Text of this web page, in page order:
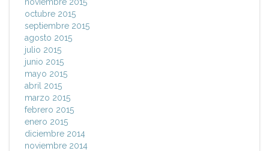
octubre 2015
septiembre 2015
agosto 2015
julio 2015
junio 2015
mayo 2015
abril 2015
marzo 2015
febrero 2015
enero 2015
diciembre 2014
noviembre 2014